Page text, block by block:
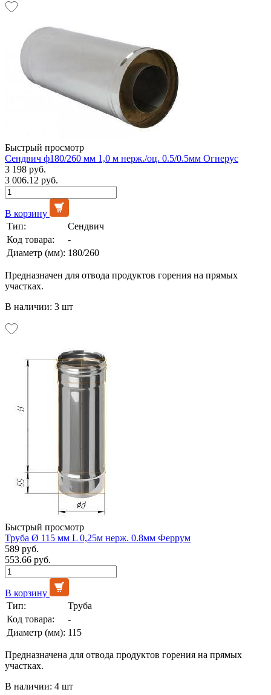
Быстрый просмотр
Сендвич ф180/260 мм 1,0 м нерж./оц. 0.5/0.5мм Огнерус
3 198 руб.
3 006.12 руб.
В корзину
Тип:
Сендвич
Код товара:
-
Диаметр (мм): 180/260
Предназначен для отвода продуктов горения на прямых
участках.
В наличии: 3 шт
Быстрый просмотр
Труба Ø 115 мм L 0,25м нерж. 0.8мм Феррум
589 руб.
553.66 руб.
В корзину
Тип:
Труба
Код товара:
-
Диаметр (мм): 115
Предназначена для отвода продуктов горения на прямых
участках.
В наличии: 4 шт